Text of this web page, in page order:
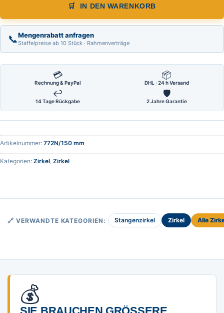
IN DEN WARENKORB
📞Mengenrabatt anfragen
Staffelpreise ab 10 Stück · Rahmenverträge
💳
Rechnung & PayPal
📦
DHL · 24 h Versand
↩
14 Tage Rückgabe
🛡
2 Jahre Garantie
Artikelnummer: 772N/150 mm
Kategorien: Zirkel, Zirkel
🔗 VERWANDTE KATEGORIEN: Stangenzirkel Zirkel Alle
💰